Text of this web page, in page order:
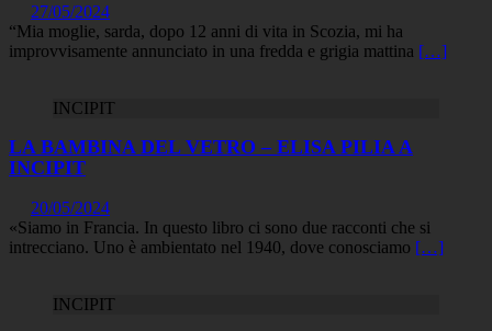
27/05/2024
“Mia moglie, sarda, dopo 12 anni di vita in Scozia, mi ha
improvvisamente annunciato in una fredda e grigia mattina […]
INCIPIT
LA BAMBINA DEL VETRO – ELISA PILIA A
INCIPIT
20/05/2024
«Siamo in Francia. In questo libro ci sono due racconti che si
intrecciano. Uno è ambientato nel 1940, dove conosciamo […]
INCIPIT